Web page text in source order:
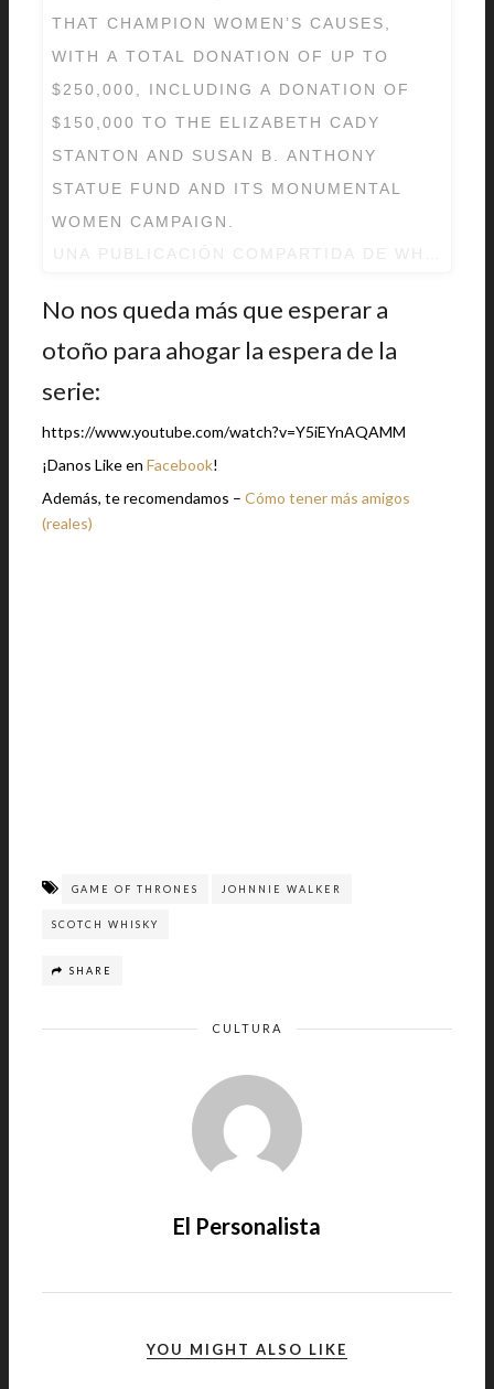
THAT CHAMPION WOMEN’S CAUSES,
WITH A TOTAL DONATION OF UP TO
$250,000, INCLUDING A DONATION OF
$150,000 TO THE ELIZABETH CADY
STANTON AND SUSAN B. ANTHONY
STATUE FUND AND ITS MONUMENTAL
WOMEN CAMPAIGN.
No nos queda más que esperar a
otoño para ahogar la espera de la
serie:
https://www.youtube.com/watch?v=Y5iEYnAQAMM
¡Danos Like en Facebook!
Además, te recomendamos – Cómo tener más amigos
(reales)
GAME OF THRONES JOHNNIE WALKER
SCOTCH WHISKY
SHARE
CULTURA
El Personalista
YOU MIGHT ALSO LIKE